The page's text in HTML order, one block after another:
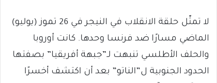
لا تمثّل حلقة الانقلاب في النيجر في 26 تموز (يوليو)
الماضي مسارًا ضد فرنسا وحدها. كانت أوروبا
والحلف الأطلسي تنبهت لـ”جبهة أفريقيا” بصفتها
الحدود الجنوبية ل”الناتو” بعد أن اكتشف أخسرًا